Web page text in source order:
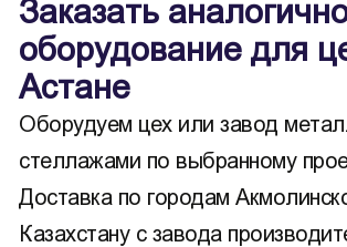
Заказать
оборудование для
Астане
Оборудуем цех или завод
стеллажами по выбранному
Доставка по городам
Казахстану с завода